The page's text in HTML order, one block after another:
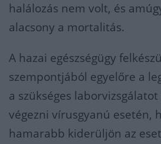
halálozás nem volt, és
alacsony a mortalitás.
A hazai egészségügy
szempontjából egyelőre a
a szükséges
végezni vírusgyanú esetén,
hamarabb kiderüljön az